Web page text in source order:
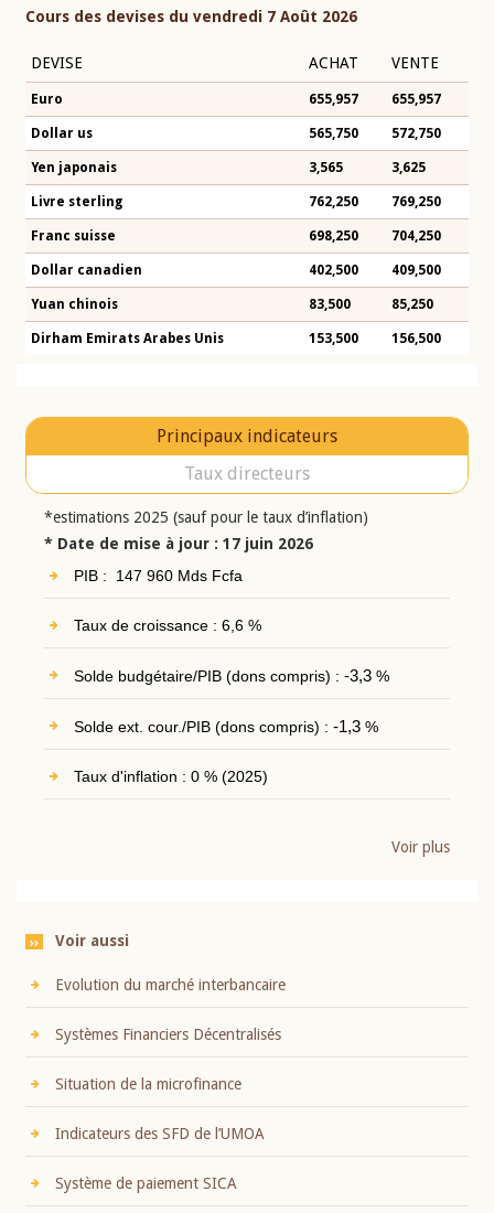
Cours des devises du vendredi 7 Août 2026
DEVISE ACHAT VENTE
Euro 655,957 655,957
Dollar us 565,750 572,750
Yen japonais 3,565 3,625
Livre sterling 762,250 769,250
Franc suisse 698,250 704,250
Dollar canadien 402,500 409,500
Yuan chinois 83,500 85,250
Dirham Emirats Arabes Unis 153,500 156,500
Principaux indicateurs
Taux directeurs
*estimations 2025 (sauf pour le taux d’inflation)
* Date de mise à jour : 17 juin 2026
PIB : 147 960 Mds Fcfa
Taux de croissance : 6,6 %
Solde budgétaire/PIB (dons compris) : -3,3%
Solde ext. cour./PIB (dons compris) : -1,3%
Taux d'inflation : 0 % (2025)
Voir plus
Voir aussi
Evolution du marché interbancaire
Systèmes Financiers Décentralisés
Situation de la microfinance
Indicateurs des SFD de l’UMOA
Système de paiement SICA